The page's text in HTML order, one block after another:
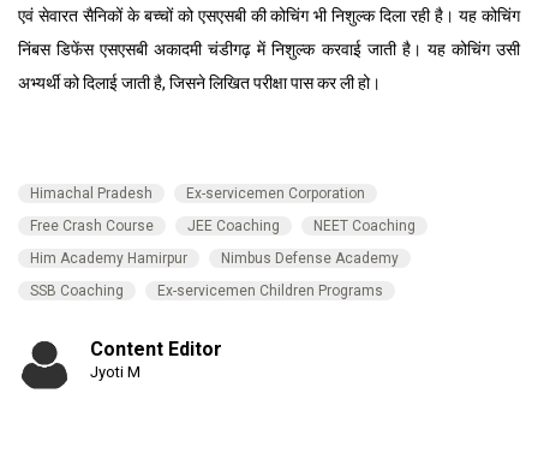
एवं सेवारत सैनिकों के बच्चों को एसएसबी की कोचिंग भी निशुल्क दिला रही है। यह कोचिंग
निंबस डिफेंस एसएसबी अकादमी चंडीगढ़ में निशुल्क करवाई जाती है। यह कोचिंग उसी
अभ्यर्थी को दिलाई जाती है, जिसने लिखित परीक्षा पास कर ली हो।
Himachal Pradesh
Ex-servicemen Corporation
Free Crash Course
JEE Coaching
NEET Coaching
Him Academy Hamirpur
Nimbus Defense Academy
SSB Coaching
Ex-servicemen Children Programs
Content Editor
Jyoti M